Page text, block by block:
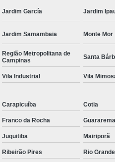
Jardim García Jardim
Jardim Samambaia Monte Mor
Região Metropolitana de
Campinas
Santa
Vila Industrial Vila
Carapicuíba Cotia
Franco da Rocha Guararema
Juquitiba Mairiporã
Ribeirão Pires Rio